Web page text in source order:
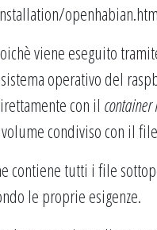
viene eseguito
operativo del
con il
condiviso con il
contiene tutti i file
le proprie esigenze.